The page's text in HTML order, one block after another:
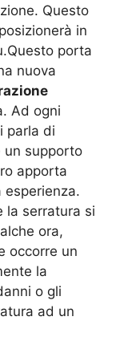
Questo
in
porta
nuova
Ad ogni
parla di
un supporto
apporta
la serratura si
ora,
occorre un
la
o gli
ad un